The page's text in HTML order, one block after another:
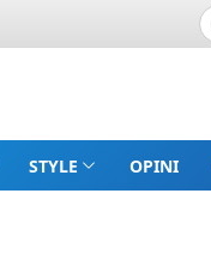
STYLE OPINI